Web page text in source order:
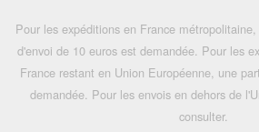
Pour les expéditions en France
d'envoi de 10 euros est demandée. Pour les
France restant en Union Européenne, une
demandée. Pour les envois en dehors de
consulter.